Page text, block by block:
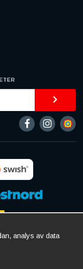
analys av data